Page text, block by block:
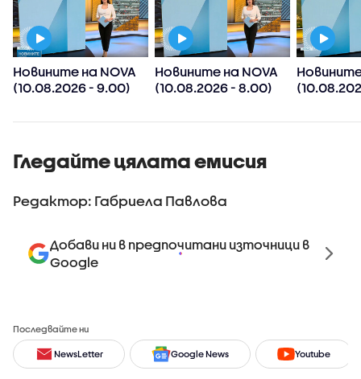
Новините на NOVA
(10.08.2026 - 9.00)
Новините на NOVA
(10.08.2026 - 8.00)
Гледайте цялата емисия
Редактор: Габриела Павлова
Добави ни в предпочитани източници в
Google
Последвайте ни
NewsLetter Google News Youtube